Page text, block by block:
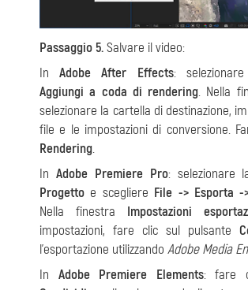
Passaggio 5.Salvare il video:
InAdobe After Effects: selezionare
Aggiungi a coda di rendering. Nella
selezionare la cartella di destinazione,
file e le impostazioni di conversione.
Rendering.
In Adobe Premiere Pro: selezionare
Progetto e scegliere File -> Esporta
Nella finestra Impostazioni
impostazioni, fare clic sul pulsante
l'esportazione utilizzando Adobe Media
In Adobe Premiere Elements: fare